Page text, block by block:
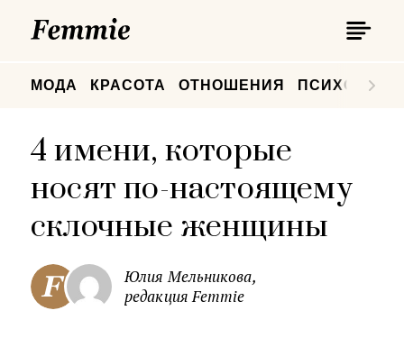
МОДА КРАСОТА ОТНОШЕНИЯ
4 имени, которые
носят по-настоящему
склочные женщины
Юлия Мельникова,
редакция Femmie